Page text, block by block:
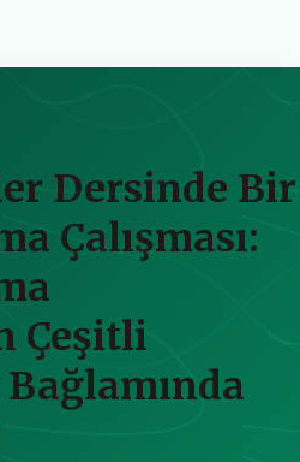
Dersinde Bir
Çalışması:
Çeşitli